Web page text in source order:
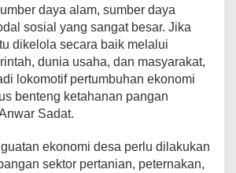
daya alam, sumber daya
sosial yang sangat besar. Jika
dikelola secara baik melalui
dunia usaha, dan masyarakat,
lokomotif pertumbuhan ekonomi
benteng ketahanan pangan
Sadat.
ekonomi desa perlu dilakukan
sektor pertanian, peternakan,